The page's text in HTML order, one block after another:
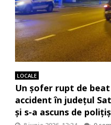
LOCALE
Un șofer rupt de
accident în județul
și s-a ascuns de